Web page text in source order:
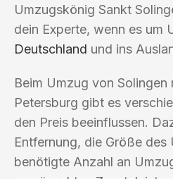
Umzugskönig Sankt
dein Experte, wenn es um
Deutschland und ins
Beim Umzug von Solingen
Petersburg gibt es
den Preis beeinflussen.
Entfernung, die Größe des
benötigte Anzahl an